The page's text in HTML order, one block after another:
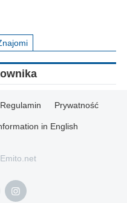
Regulamin Prywatność
in English